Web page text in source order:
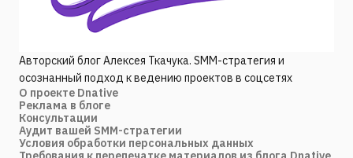
Авторский блог Алексея Ткачука. SMM-стратегия и
осознанный подход к ведению проектов в соцсетях
О проекте Dnative
Реклама в блоге
Консультации
Аудит вашей SMM-стратегии
Условия обработки персональных данных